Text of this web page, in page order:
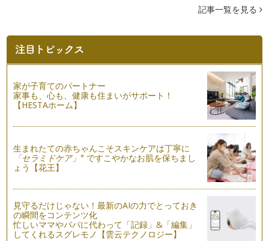
かぼちゃお化け「ジャック・オ・ランタン」を作ってみよう♪
秋の味覚をチョコベジで☆
10月になり、今年もあと3ヵ月となりました。季節は『秋』。
味覚の秋ですね。秋に旬…
☆ベジタブルカービング☆食卓を華やかに！
毎日の食卓をちょっと華やかにしてみませんか。パパの驚く
夏こそ、バーニャ・カウダ☆
バーニャ・カウダはイタリアを代表する冬の野菜料理だそう。
メロンをカービング☆
9月頃までが旬と言われている、今が旬のメロン！ 私は子ど
ものころから一番の大好物は？と言わ…
記事一覧を見る
家が子育てのパートナー
家事も、心も、健康も住まいがサポート！
【HESTAホーム】
生まれたての赤ちゃんこそスキンケアは丁寧に
「セラミドケア」※ ですこやかなお肌を保ちまし
ょう【花王】
見守るだけじゃない！最新のAIの力でとっておき
の瞬間をコンテンツ化
忙しいママやパパに代わって「記録」&「編集」
してくれるスグレモノ【雲云テクノロジー】